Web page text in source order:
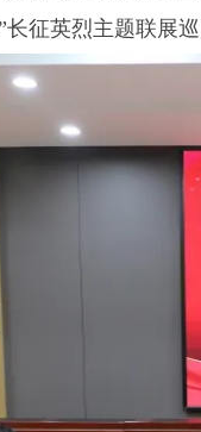
征英烈主题联展